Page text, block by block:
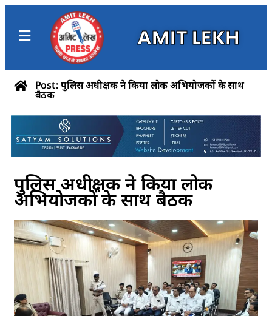
AMIT LEKH
Post: पुलिस अधीक्षक ने किया लोक अभियोजकों के साथ
बैठक
पुलिस अधीक्षक ने किया लोक
अभियोजकों के साथ बैठक